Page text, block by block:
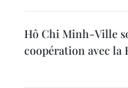
Hô Chi Minh-Ville
coopération avec la